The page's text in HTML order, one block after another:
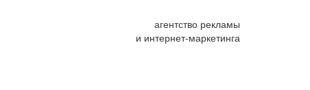
агентство рекламы
и интернет-маркетинга